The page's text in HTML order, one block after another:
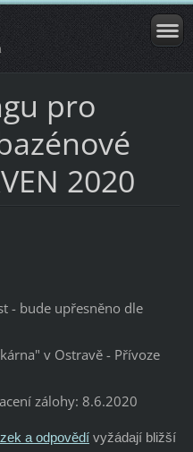
pro
2020
- bude upřesněno dle
v Ostravě - Přívoze
zálohy: 8.6.2020
a odpovědívyžádají bližší